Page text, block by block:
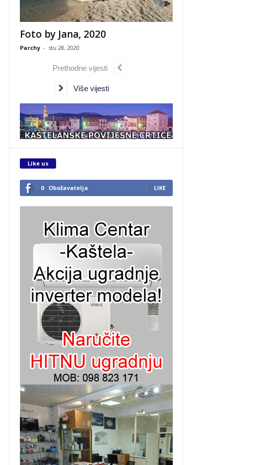
Foto by Jana, 2020
Parchy - stu 28, 2020
Prethodne vijesti
Više vijesti
Like us
0 Obožavatelja LIKE